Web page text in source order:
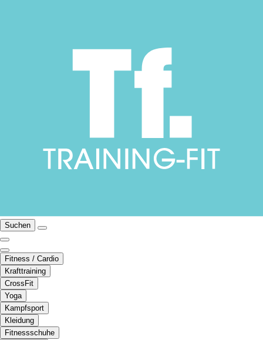
Suchen
Fitness / Cardio
Krafttraining
CrossFit
Yoga
Kampfsport
Kleidung
Fitnessschuhe